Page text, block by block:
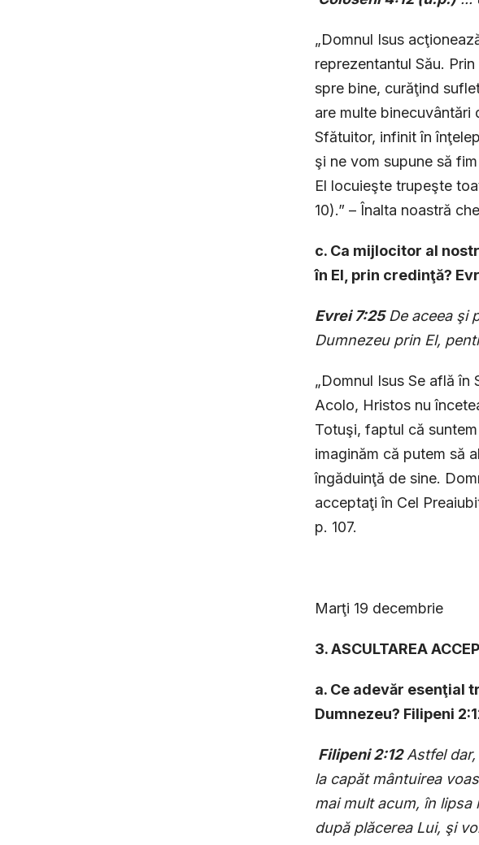
„Domnul Isus
reprezentantul Său.
spre bine, curăţind
are multe binecuvântări
Sfătuitor, infinit în
şi ne vom supune să
El locuieşte trupeşte
10).” – Înalta noastră
c. Ca mijlocitor al
în El, prin credinţă?
Evrei 7:25De aceea şi
Dumnezeu prin El,
„Domnul Isus Se află
Acolo, Hristos nu
Totuşi, faptul că
imaginăm că putem să
îngăduinţă de sine.
acceptaţi în Cel
p. 107.
Marţi 19 decembrie
3. ASCULTAREA
a. Ce adevăr esenţial
Dumnezeu? Filipeni
Filipeni 2:12Astfel dar,
la capăt mântuirea
mai mult acum, în lipsa
după plăcerea Lui, şi